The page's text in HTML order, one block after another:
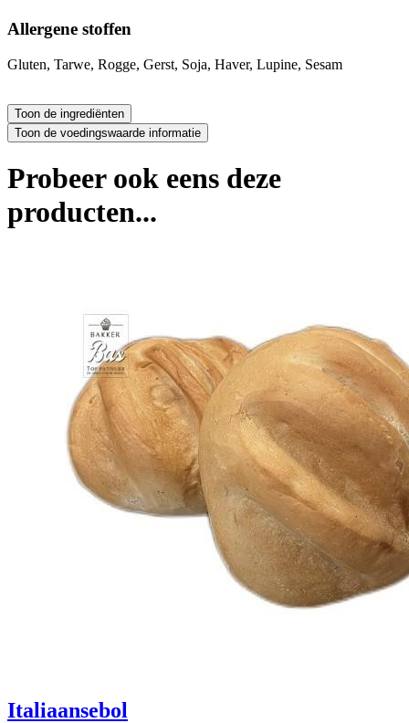
Allergene stoffen
Gluten, Tarwe, Rogge, Gerst, Soja, Haver, Lupine, Sesam
Probeer ook eens deze
producten...
Italiaansebol